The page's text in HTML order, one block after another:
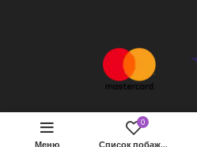
Меню
0
Список побажань